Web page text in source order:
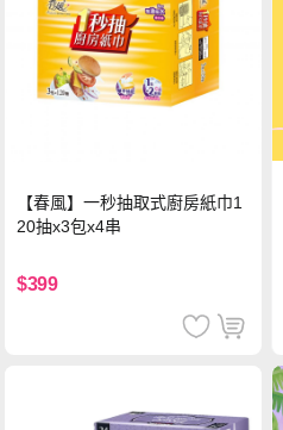
【春風】一秒抽取式廚房紙巾1
20抽x3包x4串
$399